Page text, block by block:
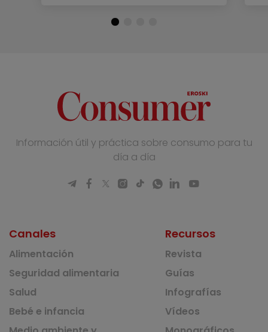
Información útil y práctica sobre consumo para tu
día a día
Canales
Alimentación
Seguridad alimentaria
Salud
Bebé e infancia
Recursos
Revista
Guías
Infografías
Vídeos